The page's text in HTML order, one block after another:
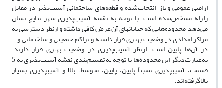
اراضی عمومی و باز انتخاب‌شده و قطعه‌های ساختمانی آسیب‌پذیر در مقابل
زلزله مشخص‌شده است. با توجه به نقشه آسیب‌پذیری شهر نتایج نشان
می‌دهد محدوده‌هایی که خیابان­های آن عرض کافی داشته و ازنظر دسترسی به
مراکز امدادی در وضعیت بهتری قرار داشته و تراکم جمعیتی و ساختمانی و ..
در آن‌ها پایین است، ازنظر آسیب‌پذیری در وضعیت بهتری قرار دارند.
به‌عبارت‌دیگر این محدوده‌ها با توجه به تقسیم‌بندی نقشه آسیب‌پذیری به 5
قسمت، آسیب­پذیری نسبتاً پایین، پایین، متوسط، بالا و آسیب­پذیری بسیار
بالاگرفته‌اند.